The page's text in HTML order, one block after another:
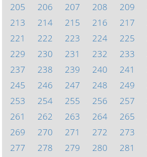
205
206 207 208 209
213
214 215 216 217
221
222 223 224 225
229
230 231 232 233
237
238 239 240 241
245
246 247 248 249
253
254 255 256 257
261
262 263 264 265
269
270 271 272 273
277
278 279 280 281